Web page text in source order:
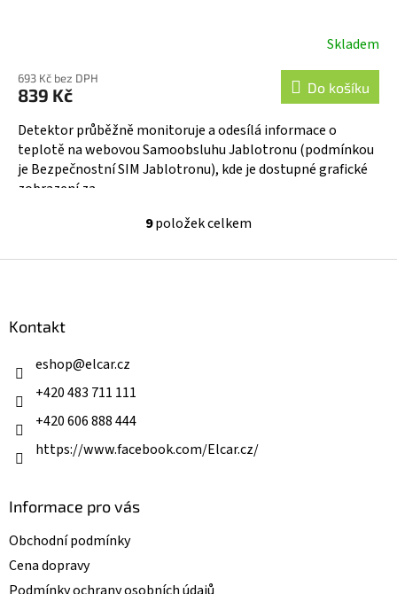
produktu
je
3,7
z
5
hvězdiček.
Skladem
693 Kč bez DPH
839 Kč Do košíku
Detektor průběžně monitoruje a odesílá informace o
teplotě na webovou Samoobsluhu Jablotronu (podmínkou
je Bezpečnostní SIM Jablotronu), kde je dostupné grafické
zobrazení za...
O
l
v
9položek celkem
Kontakt
eshop@elcar.cz
+420 483 711 111
+420 606 888 444
https://www.facebook.com/Elcar.cz/
Informace pro vás
Obchodní podmínky
Cena dopravy